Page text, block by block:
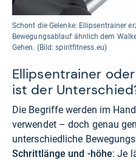
Schont die Gelenke: Ellipsentrainer
Bewegungsablauf ähnlich dem
Gehen. (Bild: spiritfitness.eu)
Ellipsentrainer
ist der
Die Begriffe werden im
verwendet – doch genau
unterschiedliche
Schrittlänge und -höhe: Je